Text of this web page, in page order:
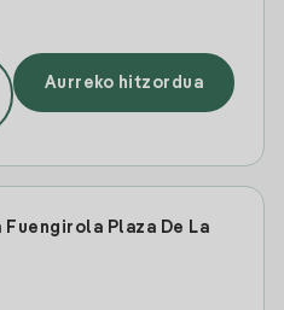
Aurreko hitzordua
Plaza De La